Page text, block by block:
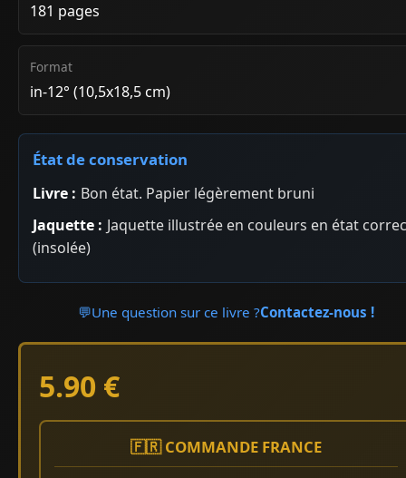
181 pages
Format
in-12° (10,5x18,5 cm)
État de conservation
Livre : Bon état. Papier légèrement bruni
Jaquette : Jaquette illustrée en couleurs en état
(insolée)
💬Une question sur ce livre ?Contactez-nous !
5.90 €
🇫🇷 COMMANDE FRANCE